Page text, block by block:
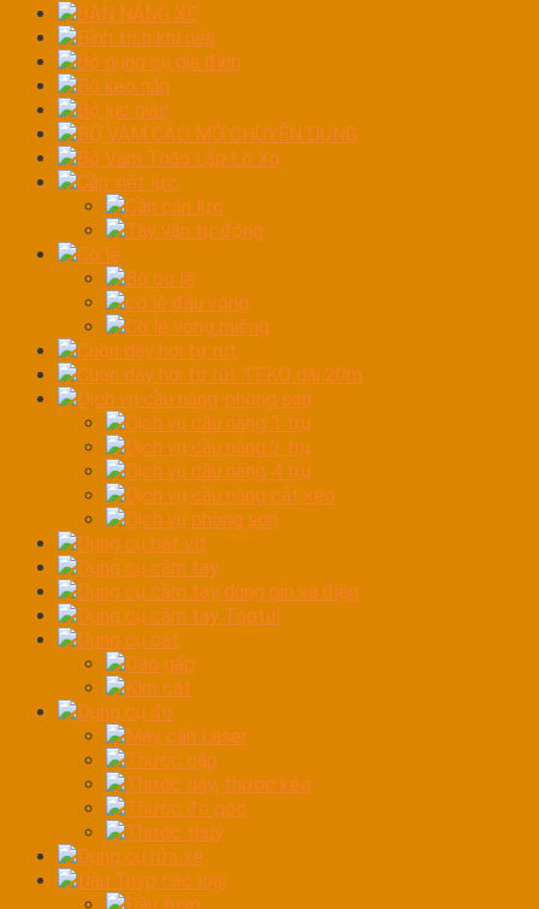
BÀN NÁNG XE
Bình tích khí nén
Bộ dụng cụ gia đình
Bộ kéo nắn
Bộ lục giác
BỘ VAM CẢO MỞ CHUYÊN DỤNG
Bộ Vam Tháo Lắp Lò Xo
Cần xiết lực
Cần cân lực
Tay vặn tự động
Cờ lê
Bộ cờ lê
cờ lê đầu vòng
Cờ lê vòng miệng
Cuộn dây hơi tự rút
Cuộn dây hơi tự rút TEKO dài 20m
Dịch vụ cầu nâng-phòng sơn
Dịch vụ cầu nâng 1 trụ
Dịch vụ cầu nâng 2 trụ
Dịch vụ cầu nâng 4 trụ
Dịch vụ cầu nâng cắt kéo
Dịch vụ phòng sơn
Dụng cụ bắt vít
Dụng cụ cầm tay
Dụng cụ cầm tay dùng pin và điện
Dụng cụ cầm tay Toptul
Dụng cụ cắt
Dao gấp
Kìm cắt
Dụng cụ đo
Máy cân Laser
Thước cặp
Thước dây, thước kéo
Thước đo góc
Thước thuỷ
Dụng cụ rửa xe
Đầu Tuýp các loại